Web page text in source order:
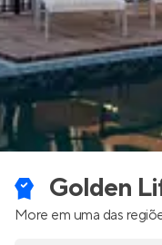
Golden
More em uma das